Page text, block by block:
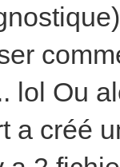
lol Ou
a créé